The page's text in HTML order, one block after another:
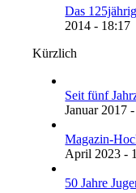
Das
2014 - 18:17
Kürzlich
Seit fünf
Januar 2017
Magazin-
April 2023 -
50 Jahre